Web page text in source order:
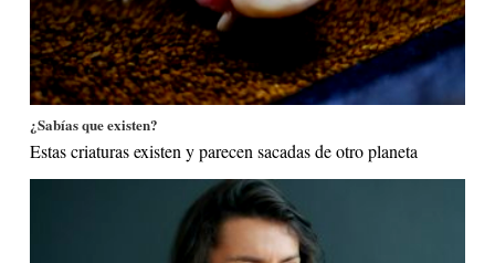
¿Sabías que existen?
Estas criaturas existen y parecen sacadas de otro planeta